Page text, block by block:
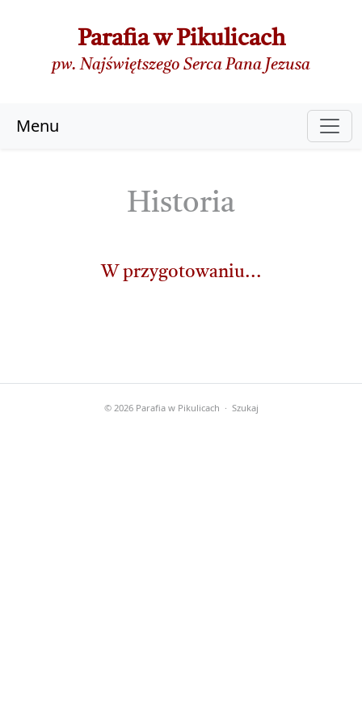
Parafia w Pikulicach
pw. Najświętszego Serca Pana Jezusa
Menu
Historia
W przygotowaniu...
© 2026 Parafia w Pikulicach · Szukaj